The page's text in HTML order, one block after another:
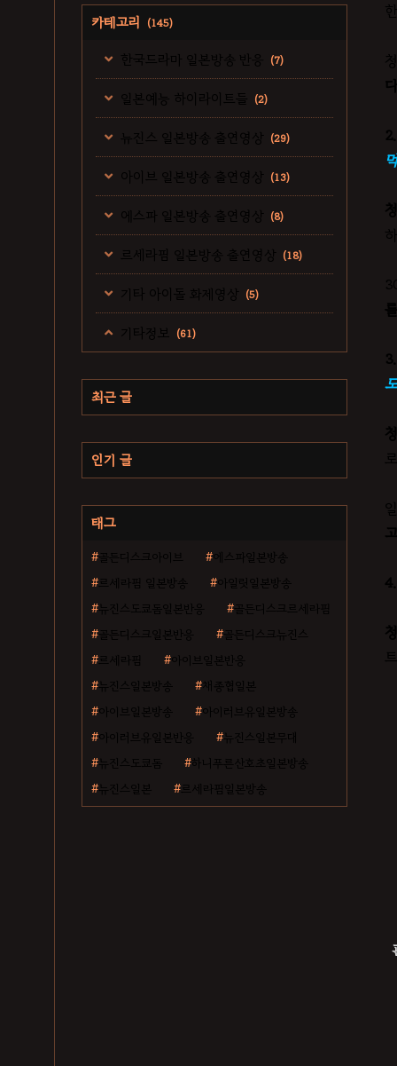
카테고리 (145)
한국드라마 일본방송 반응 (7)
일본예능 하이라이트들 (2)
뉴진스 일본방송 출연영상 (29)
아이브 일본방송 출연영상 (13)
에스파 일본방송 출연영상 (8)
르세라핌 일본방송 출연영상 (18)
기타 아이돌 화제영상 (5)
기타정보 (61)
최근 글
인기 글
태그
골든디스크아이브
에스파일본방송
르세라핌 일본방송
아일릿일본방송
뉴진스도쿄돔일본반응
골든디스크르세라핌
골든디스크일본반응
골든디스크뉴진스
르세라핌
아이브일본반응
뉴진스일본방송
채종협일본
아이브일본방송
아이러브유일본방송
아이러브유일본반응
뉴진스일본무대
뉴진스도쿄돔
하니푸른산호초일본방송
뉴진스일본
르세라핌일본방송